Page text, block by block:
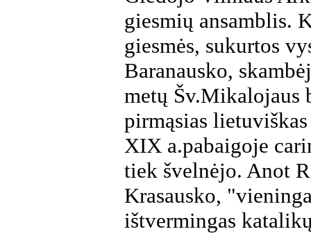
giesmių ansamblis.
giesmės, sukurtos
Baranausko,
metų Šv.Mikalojaus
pirmąsias
XIX a.pabaigoje
tiek švelnėjo. Anot
Krasausko,
ištvermingas